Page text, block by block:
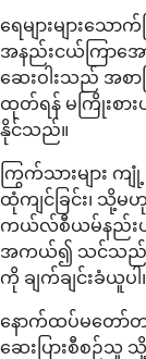
ရေများများသေ
အနည်းငယ်ကြာအော
ဆေးဝါးသည် အစ
ထုတ်ရန် မကြိုးစား
နိုင်သည်။
ကြွက်သားများ ကျုံ့
ထုံကျင်ခြင်း၊ သို့
ကယ်လ်စီယမ်နည်းပါ
အကယ်၍ သင်သည် ဤ
ကို ချက်ချင်းခံယူပါ
နောက်ထပ်မတော်တ
ဆေးပြားစီစဉ်သူ